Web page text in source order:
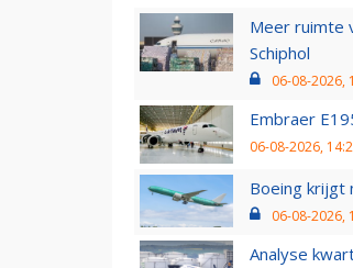
Meer ruimte
Schiphol
06-08-2026,
Embraer
06-08-2026,
Boeing krijgt
06-08-2026,
Analyse